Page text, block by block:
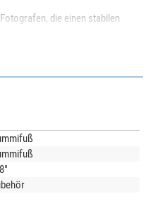
die einen stabilen
in den ungewönlichsten
Schraube, Nagel oder
enthalten.